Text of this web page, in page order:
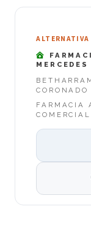
ALTERNATIVA
MERCEDES
CORONADO
FARMACIA
COMERCIAL